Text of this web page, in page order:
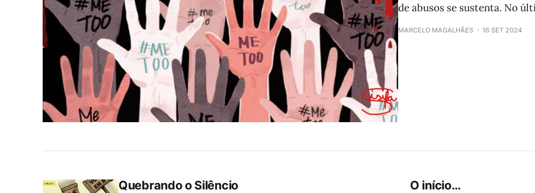
de abusos se sustenta. No
MARCELO MAGALHÃES 16 SET 2024
Quebrando o Silêncio O início…